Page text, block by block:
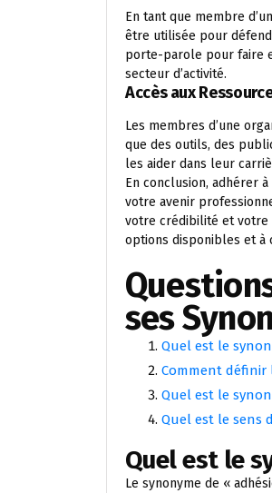
En tant que membre
être utilisée pour
porte-parole pour faire
secteur d’activité.
Accès aux
Les membres d’une
que des outils, des
les aider dans leur
En conclusion, adhérer
votre avenir
votre crédibilité et votre
options disponibles et à
ses
Quel est le
Comment définir
Quel est le
Quel est le sens
Quel est le
Le synonyme de «